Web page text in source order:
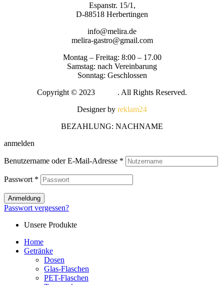
Espanstr. 15/1,
D-88518 Herbertingen
info@melira.de
melira-gastro@gmail.com
Montag – Freitag: 8:00 – 17.00
Samstag: nach Vereinbarung
Sonntag: Geschlossen
Copyright © 2023
. All Rights Reserved.
Designer by reklam24
BEZAHLUNG: NACHNAME
anmelden
Benutzername oder E-Mail-Adresse *
Passwort *
Anmeldung
Passwort vergessen?
Unsere Produkte
Home
Getränke
Dosen
Glas-Flaschen
PET-Flaschen